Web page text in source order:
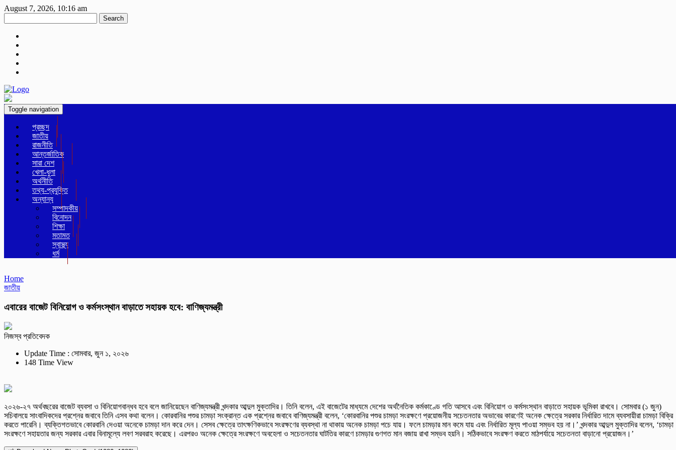
August 7, 2026, 10:16 am
Search
Toggle navigation
প্রচ্ছদ
জাতীয়
রাজনীতি
আন্তর্জাতিক
সারা দেশ
খেলা-ধুলা
অর্থনীতি
তথ্য-প্রযুক্তি
অন্যান্য
সম্পাদকীয়
বিনোদন
শিক্ষা
মতামত
স্বাস্থ্য
ধর্ম
Home
জাতীয়
এবারের বাজেট বিনিয়োগ ও কর্মসংস্থান বাড়াতে সহায়ক হবে: বাণিজ্যমন্ত্রী
নিজস্ব প্রতিবেদক
Update Time : সোমবার, জুন ১, ২০২৬
148 Time View
২০২৬-২৭ অর্থবছরের বাজেট ব্যবসা ও বিনিয়োগবান্ধব হবে বলে জানিয়েছেন বাণিজ্যমন্ত্রী খন্দকার আব্দুল মুক্তাদির। তিনি বলেন, এই বাজেটের মাধ্যমে দেশের অর্থনৈতিক কর্মকাণ্ডে গতি আসবে এবং বিনিয়োগ ও কর্মসংস্থান বাড়াতে সহায়ক ভূমিকা রাখবে। সোমবার (১ জুন)
সচিবালয়ে সাংবাদিকদের প্রশ্নের জবাবে তিনি এসব কথা বলেন। কোরবানির পশুর চামড়া সংক্রান্ত এক প্রশ্নের জবাবে বাণিজ্যমন্ত্রী বলেন, ‘কোরবানির পশুর চামড়া সংরক্ষণে প্রয়োজনীয় সচেতনতার অভাবের কারণেই অনেক ক্ষেত্রে সরকার নির্ধারিত দামে ব্যবসায়ীরা চামড়া বিক্রি
করতে পারেনি। ব্যক্তিগতভাবে কোরবানি দেওয়া অনেকে চামড়া দান করে দেন। সেসব ক্ষেত্রে তাৎক্ষণিকভাবে সংরক্ষণের ব্যবস্থা না থাকায় অনেক চামড়া পচে যায়। ফলে চামড়ার মান কমে যায় এবং নির্ধারিত মূল্য পাওয়া সম্ভব হয় না।’ খন্দকার আব্দুল মুক্তাদির বলেন, ‘চামড়া
সংরক্ষণে সহায়তার জন্য সরকার এবার বিনামূল্যে লবণ সরবরাহ করেছে। এরপরও অনেক ক্ষেত্রে সংরক্ষণে অবহেলা ও সচেতনতার ঘাটতির কারণে চামড়ার গুণগত মান বজায় রাখা সম্ভব হয়নি। সঠিকভাবে সংরক্ষণ করতে মাঠপর্যায়ে সচেতনতা বাড়ানো প্রয়োজন।’